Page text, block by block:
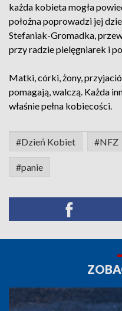
każda kobieta mogła
położna poprowadzi jej
Stefaniak-Gromadka,
przy radzie pielęgniarek i
Matki, córki, żony,
pomagają, walczą. Każda
właśnie pełna kobiecości.
#Dzień Kobiet #NFZ
#panie